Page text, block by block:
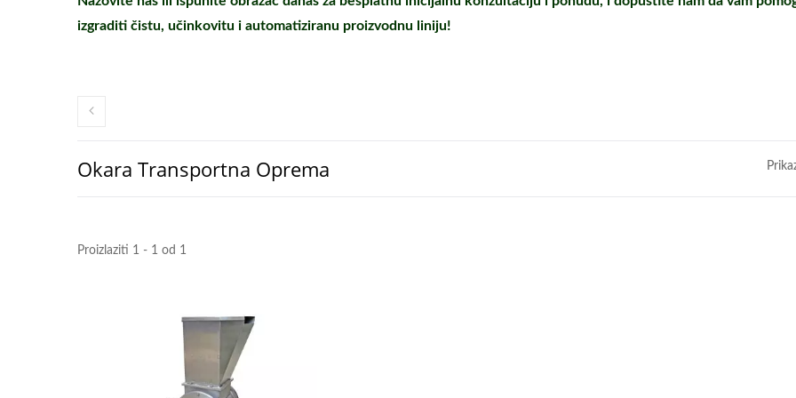
izgraditi čistu, učinkovitu i automatiziranu proizvodnu liniju!
Okara Transportna Oprema
Proizlaziti 1 - 1 od 1